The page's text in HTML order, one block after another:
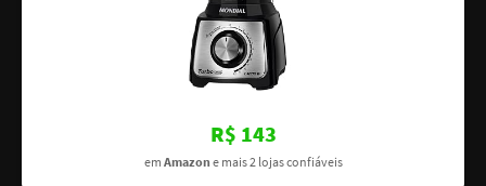
R$ 143
em Amazon e mais 2 lojas confiáveis